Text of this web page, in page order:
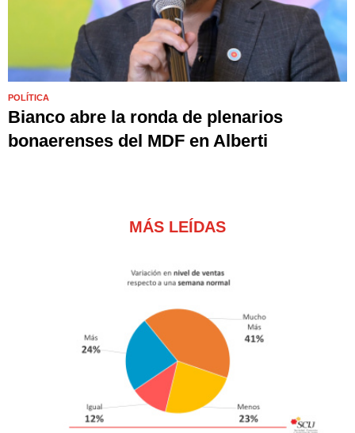
POLÍTICA
Bianco abre la ronda de plenarios
bonaerenses del MDF en Alberti
MÁS LEÍDAS